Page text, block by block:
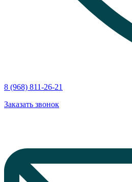
8 (968) 811-26-21
Заказать звонок